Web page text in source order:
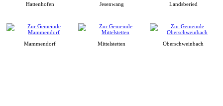
Hattenhofen Jesenwang Landsberied
Mammendorf Mittelstetten Oberschweinbach